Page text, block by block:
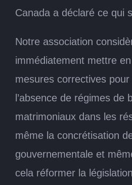
Canada a déclaré ce qui
Notre association
immédiatement mettre
mesures correctives
l’absence de régimes de
matrimoniaux dans les
même la concrétisation
gouvernementale et
cela réformer la